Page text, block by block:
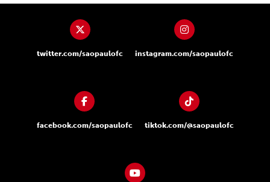
twitter.com/saopaulofc instagram.com/saopaulofc
facebook.com/saopaulofc tiktok.com/@saopaulofc